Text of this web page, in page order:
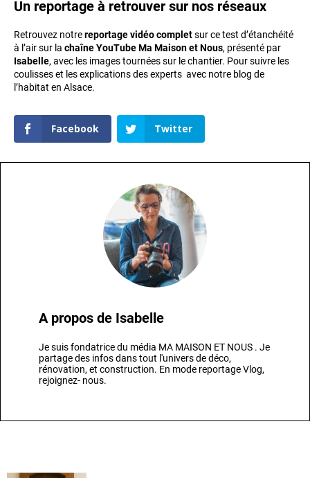
Un reportage à retrouver sur nos réseaux
Retrouvez notrereportage vidéo completsur ce test d’étanchéité
à l’air sur la chaîne YouTube Ma Maison et Nous, présenté par
Isabelle, avec les images tournées sur le chantier. Pour suivre les
coulisses et les explications des experts avec notre blog de
l’habitat en Alsace.
Facebook Twitter
A propos de Isabelle
Je suis fondatrice du média MA MAISON ET NOUS . Je
partage des infos dans tout l'univers de déco,
rénovation, et construction. En mode reportage Vlog,
rejoignez- nous.